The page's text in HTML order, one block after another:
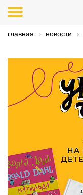
главная новости